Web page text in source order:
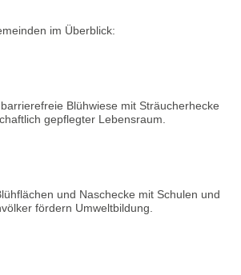
im Überblick:
Blühwiese mit Sträucherhecke
gepflegter Lebensraum.
und Naschecke mit Schulen und
fördern Umweltbildung.